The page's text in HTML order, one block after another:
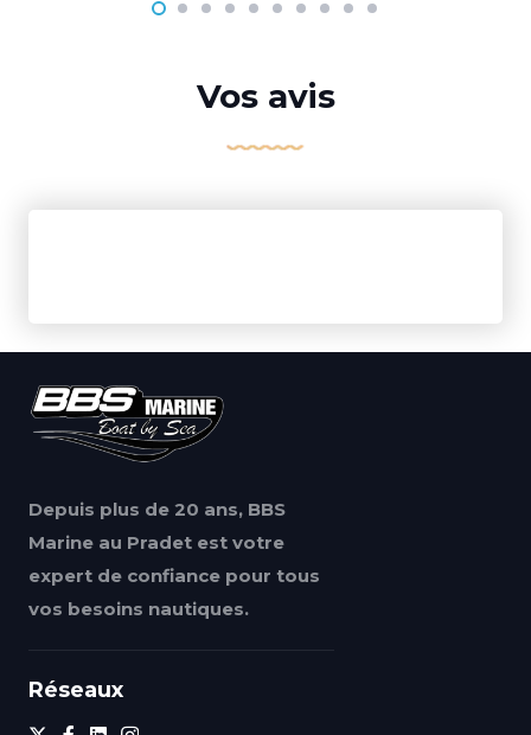
Vos avis
Depuis plus de 20 ans, BBS
Marine au Pradet est votre
expert de confiance pour tous
vos besoins nautiques.
Réseaux